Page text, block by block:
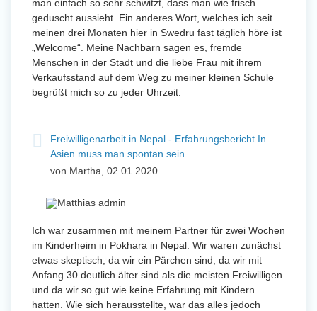
man einfach so sehr schwitzt, dass man wie frisch
geduscht aussieht. Ein anderes Wort, welches ich seit
meinen drei Monaten hier in Swedru fast täglich höre ist
„Welcome“. Meine Nachbarn sagen es, fremde
Menschen in der Stadt und die liebe Frau mit ihrem
Verkaufsstand auf dem Weg zu meiner kleinen Schule
begrüßt mich so zu jeder Uhrzeit.
Freiwilligenarbeit in Nepal - Erfahrungsbericht In
Asien muss man spontan sein
von Martha, 02.01.2020
Ich war zusammen mit meinem Partner für zwei Wochen
im Kinderheim in Pokhara in Nepal. Wir waren zunächst
etwas skeptisch, da wir ein Pärchen sind, da wir mit
Anfang 30 deutlich älter sind als die meisten Freiwilligen
und da wir so gut wie keine Erfahrung mit Kindern
hatten. Wie sich herausstellte, war das alles jedoch